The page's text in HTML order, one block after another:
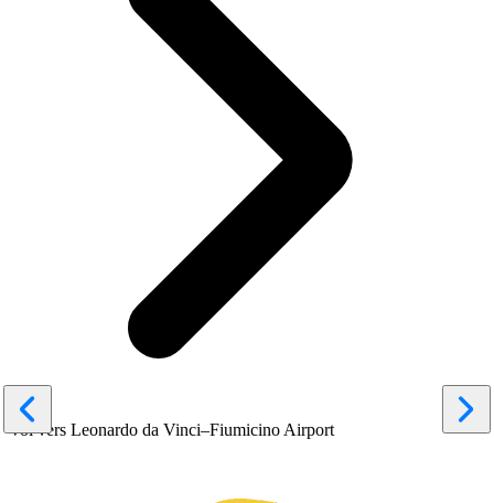
Vol vers Leonardo da Vinci–Fiumicino Airport